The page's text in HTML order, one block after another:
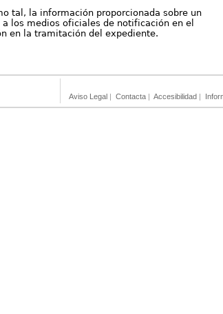
tal, la información proporcionada sobre un
los medios oficiales de notificación en el
en la tramitación del expediente.
Aviso Legal | Contacta | Accesibilidad |